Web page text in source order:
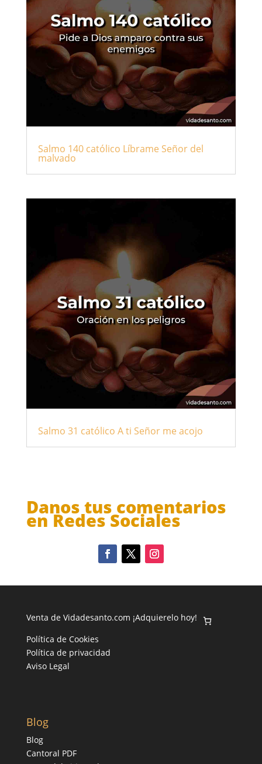
Salmo 140 católico Líbrame Señor del
malvado
Salmo 31 católico A ti Señor me acojo
Danos tus comentarios
en Redes Sociales
Venta de Vidadesanto.com ¡Adquierelo hoy!
Política de Cookies
Política de privacidad
Aviso Legal
Blog
Blog
Cantoral PDF